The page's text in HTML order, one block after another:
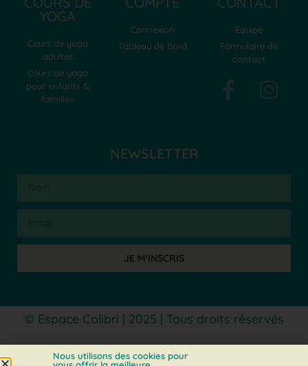
YOGA
Cours de yoga
adultes
Cours de yoga
pour enfants &
familles
Connexion
Tableau de bord
Équipe
Formulaire de
contact
NEWSLETTER
JE M'INSCRIS
© Espace Colibri | 2025 | Tous droits réservés
Mentions légales
Nous utilisons des cookies pour